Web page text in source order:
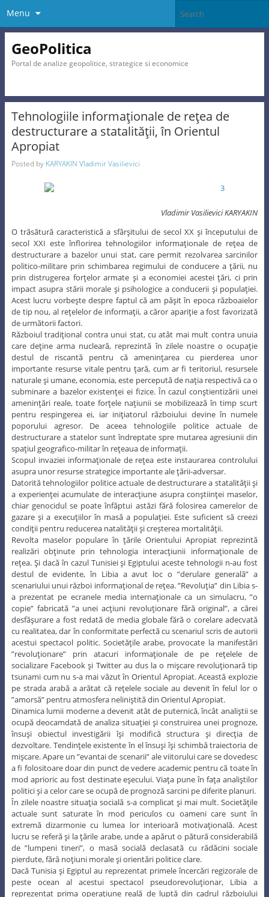
Menu
GeoPolitica
Portal de analize geopolitice, strategice si economice
Tehnologiile informaţionale de reţea de
destructurare a statalităţii, în Orientul
Apropiat
Posted by KARYAKIN Vladimir Vasilievici
Vladimir Vasilievici KARYAKIN
O trăsătură caracteristică a sfârşitului de secol XX şi începutului de
secol XXI este înflorirea tehnologiilor informaţionale de reţea de
destructurare a bazelor unui stat, care permit rezolvarea sarcinilor
politico-militare prin schimbarea regimului de conducere a ţării, nu
prin distrugerea forţelor armate şi a economiei acestei ţări, ci prin
impact asupra stării morale şi psihologice a conducerii şi populaţiei.
Acest lucru vorbeşte despre faptul că am păşit în epoca războaielor
de tip nou, al reţelelor de informaţii, a căror apariţie a fost favorizată
de următorii factori.
Războiul tradiţional contra unui stat, cu atât mai mult contra unuia
care deţine arma nucleară, reprezintă în zilele noastre o ocupaţie
destul de riscantă pentru că ameninţarea cu pierderea unor
importante resurse vitale pentru ţară, cum ar fi teritoriul, resursele
naturale şi umane, economia, este percepută de naţia respectivă ca o
subminare a bazelor existenţei ei fizice. În cazul conştientizării unei
ameninţări reale, toate forţele naţiunii se mobilizează în timp scurt
pentru respingerea ei, iar iniţiatorul războiului devine în numele
poporului agresor. De aceea tehnologiile politice actuale de
destructurare a statelor sunt îndreptate spre mutarea agresiunii din
spaţiul geografico-militar în reţeaua de informaţii.
Scopul invaziei informaţionale de reţea este instaurarea controlului
asupra unor resurse strategice importante ale ţării-adversar.
Datorită tehnologiilor politice actuale de destructurare a statalităţii şi
a experienţei acumulate de interacţiune asupra conştiinţei maselor,
chiar genocidul se poate înfăptui astăzi fără folosirea camerelor de
gazare şi a execuţiilor în masă a populaţiei. Este suficient să creezi
condiţii pentru reducerea natalităţii şi creşterea mortalităţii.
Revolta maselor populare în ţările Orientului Apropiat reprezintă
realizări obţinute prin tehnologia interacţiunii informaţionale de
reţea. Şi dacă în cazul Tunisiei şi Egiptului aceste tehnologii n-au fost
destul de evidente, în Libia a avut loc o ”derulare generală” a
scenariului unui război informaţional de reţea. ”Revoluţia” din Libia s-
a prezentat pe ecranele media internaţionale ca un simulacru, ”o
copie” fabricată ”a unei acţiuni revoluţionare fără original”, a cărei
desfăşurare a fost redată de media globale fără o corelare adecvată
cu realitatea, dar în conformitate perfectă cu scenariul scris de autorii
acestui spectacol politic. Societăţile arabe, provocate la manifestări
”revoluţionare” prin atacuri informaţionale de pe reţelele de
socializare Facebook şi Twitter au dus la o mişcare revoluţionară tip
tsunami cum nu s-a mai văzut în Orientul Apropiat. Această explozie
pe strada arabă a arătat că reţelele sociale au devenit în felul lor o
”amorsă” pentru atmosfera neliniştită din Orientul Apropiat.
Dinamica lumii moderne a devenit atât de puternică, încât analiştii se
ocupă deocamdată de analiza situaţiei şi construirea unei prognoze,
însuşi obiectul investigării îşi modifică structura şi direcţia de
dezvoltare. Tendinţele existente în el însuşi îşi schimbă traiectoria de
mişcare. Apare un ”evantai de scenarii” ale viitorului care se dovedesc
a fi folositoare doar din punct de vedere academic pentru că toate în
mod aprioric au fost destinate eşecului. Viaţa pune în faţa analiştilor
politici şi a celor care se ocupă de prognoză sarcini pe diferite planuri.
În zilele noastre situaţia socială s-a complicat şi mai mult. Societăţile
actuale sunt saturate în mod periculos cu oameni care sunt în
extremă dizarmonie cu lumea lor interioară motivaţională. Acest
lucru se referă şi la ţările arabe, unde a apărut o pătură considerabilă
de ”lumpeni tineri”, o masă socială declasată cu rădăcini sociale
pierdute, fără noţiuni morale şi orientări politice clare.
Dacă Tunisia şi Egiptul au reprezentat primele încercări regizorale de
peste ocean al acestui spectacol pseudorevoluţionar, Libia a
reprezentat prima operaţiune reală de luptă din cadrul războiului